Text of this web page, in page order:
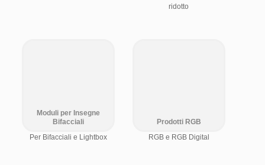
ridotto
Moduli per Insegne
Bifacciali
Per Bifacciali e Lightbox
Prodotti RGB
RGB e RGB Digital